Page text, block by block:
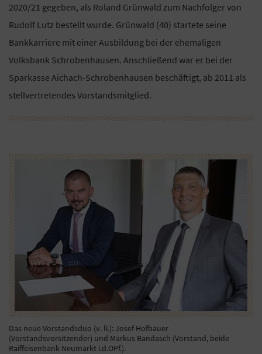
2020/21 gegeben, als Roland Grünwald zum Nachfolger von
Rudolf Lutz bestellt wurde. Grünwald (40) startete seine
Bankkarriere mit einer Ausbildung bei der ehemaligen
Volksbank Schrobenhausen. Anschließend war er bei der
Sparkasse Aichach-Schrobenhausen beschäftigt, ab 2011 als
stellvertretendes Vorstandsmitglied.
Das neue Vorstandsduo (v. li.): Josef Hofbauer
(Vorstandsvorsitzender) und Markus Bandasch (Vorstand, beide
Raiffeisenbank Neumarkt i.d.OPf.).